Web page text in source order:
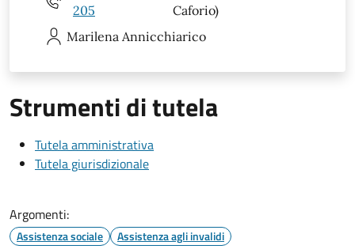
205
Caforio)
Marilena Annicchiarico
Strumenti di tutela
Tutela amministrativa
Tutela giurisdizionale
Argomenti:
Assistenza sociale Assistenza agli invalidi